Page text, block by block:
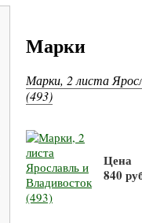
Марки
Марки, 2 листа
(493)
Цена
840